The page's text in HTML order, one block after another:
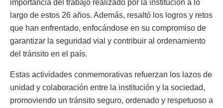
importancia del trabajo realizado por la institución a lo
largo de estos 26 años. Además, resaltó los logros y retos
que han enfrentado, enfocándose en su compromiso de
garantizar la seguridad vial y contribuir al ordenamiento
del tránsito en el país.
Estas actividades conmemorativas refuerzan los lazos de
unidad y colaboración entre la institución y la sociedad,
promoviendo un tránsito seguro, ordenado y respetuoso a